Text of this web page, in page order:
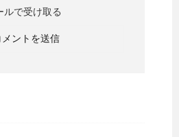
ルで受け取る